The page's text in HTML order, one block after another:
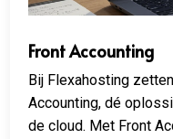
Front Accounting
Bij Flexahosting
Accounting, dé
de cloud. Met Front